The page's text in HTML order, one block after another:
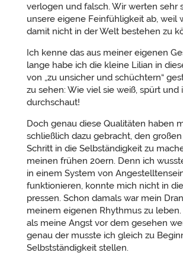
verlogen und falsch. Wir werten sehr
unsere eigene Feinfühligkeit ab, weil
damit nicht in der Welt bestehen zu
Ich kenne das aus meiner eigenen
lange habe ich die kleine Lilian in
von „zu unsicher und schüchtern“
zu sehen: Wie viel sie weiß, spürt und
durchschaut!
Doch genau diese Qualitäten haben
schließlich dazu gebracht, den
Schritt in die Selbständigkeit zu
meinen frühen 20ern. Denn ich
in einem System von
funktionieren, konnte mich nicht in
pressen. Schon damals war mein
meinem eigenen Rhythmus zu leben.
als meine Angst vor dem gesehen
genau der musste ich gleich zu
Selbstständigkeit stellen.